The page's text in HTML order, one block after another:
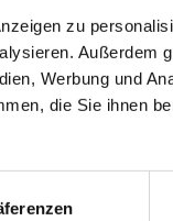
zu
Außerdem
Werbung und
die Sie ihnen